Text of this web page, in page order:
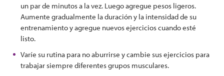
un par de minutos a la vez. Luego agregue pesos ligeros.
Aumente gradualmente la duración y la intensidad de su
entrenamiento y agregue nuevos ejercicios cuando esté
listo.
Varíe su rutina para no aburrirse y cambie sus ejercicios para
trabajar siempre diferentes grupos musculares.